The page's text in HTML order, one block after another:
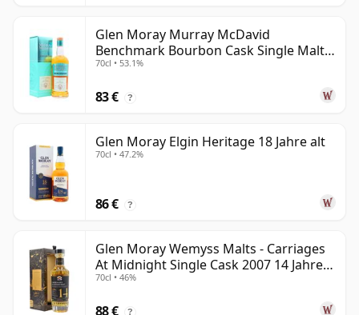
Glen Moray Murray McDavid
Benchmark Bourbon Cask Single Malt
2007 17 Jahre alt
70cl • 53.1%
83 € ?
Glen Moray Elgin Heritage 18 Jahre alt
70cl • 47.2%
86 € ?
Glen Moray Wemyss Malts - Carriages
At Midnight Single Cask 2007 14 Jahre
alt
70cl • 46%
88 € ?